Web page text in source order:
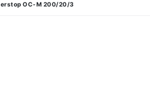
ОС-М 200/20/3